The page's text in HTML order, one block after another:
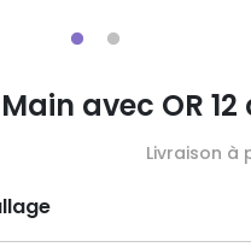
avec OR
Livraison à